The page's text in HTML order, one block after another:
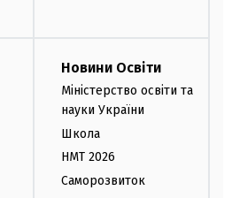
Новини Освіти
Міністерство освіти та
науки України
Школа
НМТ 2026
Саморозвиток